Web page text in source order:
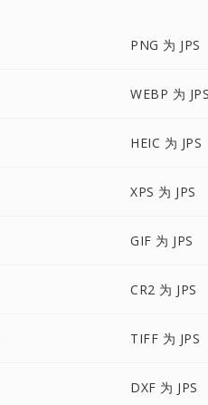
PNG 为 JPS
WEBP 为
HEIC 为 JPS
XPS 为 JPS
GIF 为 JPS
CR2 为 JPS
TIFF 为 JPS
DXF 为 JPS